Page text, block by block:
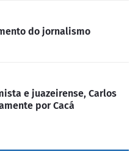
do jornalismo
e juazeirense, Carlos
por Cacá